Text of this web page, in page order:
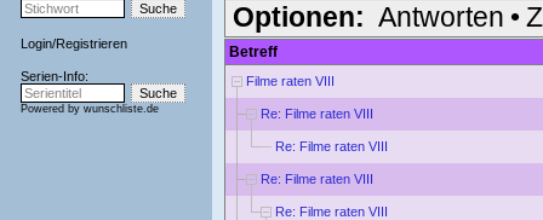
Login/Registrieren
Serien-Info:
Powered by wunschliste.de
Optionen: Antworten •
Betreff
Filme raten VIII
Re: Filme raten VIII
Re: Filme raten VIII
Re: Filme raten VIII
Re: Filme raten VIII